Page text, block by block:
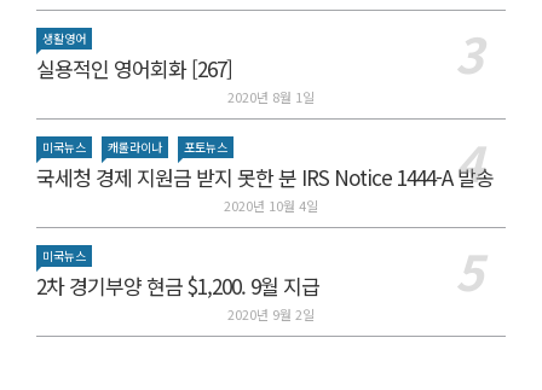
생활영어
실용적인 영어회화 [267]
2020년 8월 1일
미국뉴스 캐롤라이나 포토뉴스
국세청 경제 지원금 받지 못한 분 IRS Notice 1444-A 발송
2020년 10월 4일
미국뉴스
2차 경기부양 현금 $1,200. 9월 지급
2020년 9월 2일